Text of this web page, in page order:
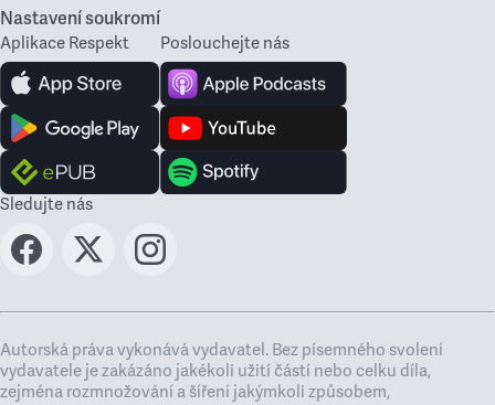
Nastavení soukromí
Aplikace Respekt Poslouchejte nás
Sledujte nás
Autorská práva vykonává vydavatel. Bez písemného svolení
vydavatele je zakázáno jakékoli užití částí nebo celku díla,
zejména rozmnožování a šíření jakýmkoli způsobem,